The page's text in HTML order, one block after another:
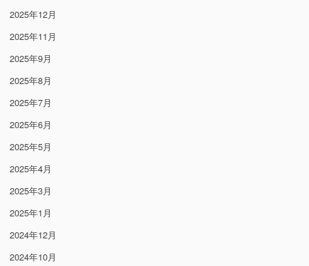
2025年12月
2025年11月
2025年9月
2025年8月
2025年7月
2025年6月
2025年5月
2025年4月
2025年3月
2025年1月
2024年12月
2024年10月